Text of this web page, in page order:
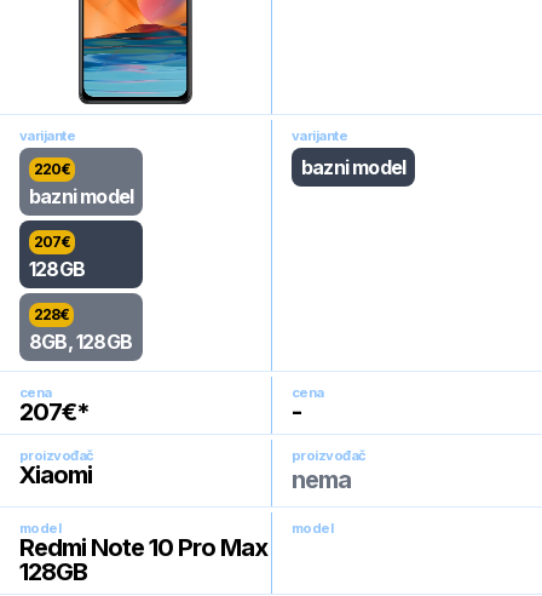
varijante
220€
bazni model
207€
128GB
228€
8GB, 128GB
varijante
bazni model
cena
207€*
cena
-
proizvođač
Xiaomi
proizvođač
nema
model
Redmi Note 10 Pro Max
128GB
model